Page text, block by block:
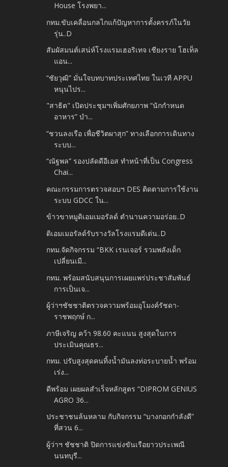
House โรงพยา...
กทม.ขับเคลื่อนกลไกแก้ปัญหาการตั้งครรภ์ในวัย
รุ่น..D
สัมผัสมนต์เสน่ห์โรงแรมเฮอริเทจ เชียงราย โฮเท็ล
แอน...
“ชัยวุฒิ” มั่นใจบทบาทประเทศไทย ในเวที APPU
หนุนไปร...
"สาธิต" เปิดประชุมฯเพิ่มศักยภาพ “นักกำหนด
อาหาร” บำ...
“ชวนลงเรือ เพื่อชีวิตผาสุก” ทางเลือกการเดินทาง
ระบบ...
“ณัฐพล” รองปลัดดีอีเอส ทำหน้าที่เป็น Congress
Chai...
คณะกรรมการตรวจสอบฯ DES ติดตามการใช้งาน
ระบบ GDCC ใน...
ข้าวขาหมูดิเอมเมอรัลด์ ตำนานความอร่อย..D
ดิเอมเมอรัลด์รับรางวัลโรงแรมดีเด่น..D
กทม.จัดกิจกรรม “BKK เรนเจอร์ รวมพลังเด็ก
เปลี่ยนเมื...
กทม. พร้อมสนับสนุนการเผยแพร่ประชาสัมพันธ์
การเป็นเจ...
ผู้ว่าฯชัชชาติตรวจความพร้อมอุโมงค์รัชดา-
ราชพฤกษ์ ก...
ภาษีเจริญ คว้า 98.60 คะแนน สูงสุดในการ
ประเมินคุณธร...
กทม. ปรับสูงสุดคนทิ้งน้ำมันลงท่อระบายน้ำ พร้อม
เร่ง...
ดีพร้อม เผยผลสำเร็จหลักสูตร “DIPROM GENIUS
AGRO 36...
ประชาชนล้นหลาม กับกิจกรรม “บางกอกกำลังดี”
ที่สวน 6...
ผู้ว่าฯ ชัชชาติ ปิดการแข่งขันเรือยาวประเพณี
นนทบุรี...